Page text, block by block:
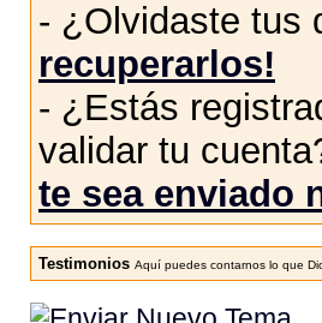
- ¿Olvidaste tus
recuperarlos!
- ¿Estás
validar tu
te sea enviado
Testimonios Aquí puedes contarnos lo que